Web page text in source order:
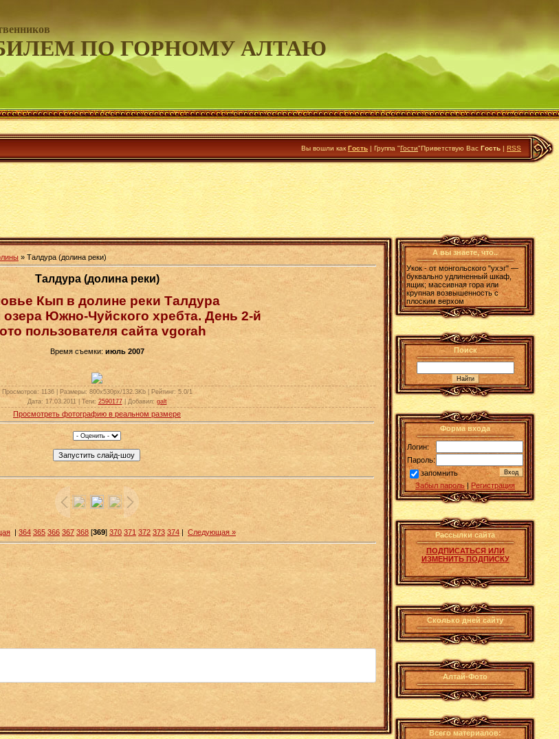
ПО ГОРНОМУ АЛТАЮ
Вы вошли как Гость | Группа "Гости"Приветствую Вас Гость | RSS
» Талдура (долина реки)
Талдура (долина реки)
Кып в долине реки Талдура
Южно-Чуйского хребта. День 2-й
пользователя сайта vgorah
Время съемки: июль 2007
Просмотров: 1136 | Размеры: 800x530px/132.3Kb | Рейтинг: 5.0/1
Дата: 17.03.2011 | Теги: 2590177| Добавил: galt
Просмотреть фотографию в реальном размере
| 364 365 366 367 368 [369] 370 371 372 373 374 | Следующая »
А вы знаете, что..
Укок - от монгольского "ухэг" —
буквально удлиненный шкаф,
ящик; массивная гора или
крупная возвышенность с
плоским верхом
Поиск
Форма входа
Логин:
Пароль:
запомнить
Забыл пароль | Регистрация
Рассылки сайта
ПОДПИСАТЬСЯ ИЛИ
ИЗМЕНИТЬ ПОДПИСКУ
Сколько дней сайту
Алтай-Фото
Всего материалов: